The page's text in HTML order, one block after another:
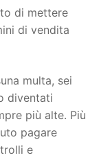
di mettere
di vendita
multa, sei
diventati
più alte. Più
pagare
e